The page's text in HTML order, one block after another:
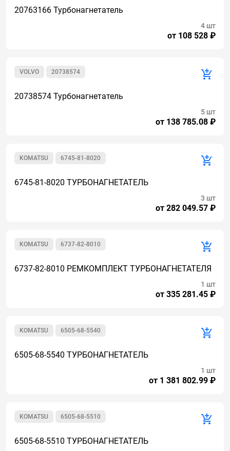
20763166 Турбонагнетатель
от 108 528 ₽
4 шт
20738574
VOLVO
20738574 Турбонагнетатель
от 138 785.08 ₽
5 шт
6745-81-8020
KOMATSU
6745-81-8020 ТУРБОНАГНЕТАТЕЛЬ
от 282 049.57 ₽
3 шт
6737-82-8010
KOMATSU
6737-82-8010 РЕМКОМПЛЕКТ ТУРБОНАГНЕТАТЕЛЯ
от 335 281.45 ₽
1 шт
6505-68-5540
KOMATSU
6505-68-5540 ТУРБОНАГНЕТАТЕЛЬ
от 1 381 802.99 ₽
1 шт
6505-68-5510
KOMATSU
6505-68-5510 ТУРБОНАГНЕТАТЕЛЬ